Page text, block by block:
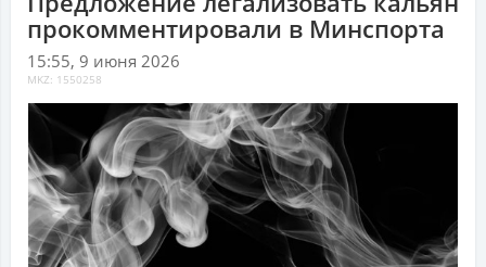
прокомментировали в Минспорта
15:55, 9 июня 2026
MKZ: 1550258